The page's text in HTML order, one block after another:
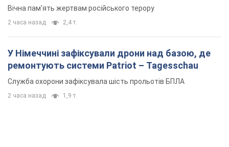
Вічна пам'ять жертвам російського терору
2 часа назад 2,4 т.
У Німеччині зафіксували дрони над базою, де
ремонтують системи Patriot – Tagesschau
Служба охорони зафіксувала шість прольотів БПЛА
2 часа назад 1,9 т.